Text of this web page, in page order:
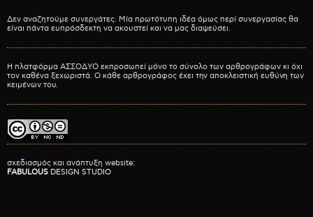
Δεν αναζητούμε συνεργάτες. Μία πρωτότυπη ιδέα όμως περί συνεργασίας θα
είναι πάντα ευπρόσδεκτη να ακουστεί και να μας διαψεύσει.
Η πλατφόρμα ΑΣΣΟΔΥΟ εκπροσωπεί μόνο το σύνολο των αρθρογράφων κι όχι
τον καθένα ξεχωριστά. Ο κάθε αρθρογράφος έχει την αποκλειστική ευθύνη των
κειμένων του.
σχεδιασμός και ανάπτυξη website:
FABULOUS DESIGN STUDIO